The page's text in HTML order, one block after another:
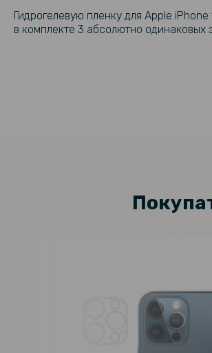
Гидрогелевую пленку для Apple
в комплекте 3 абсолютно